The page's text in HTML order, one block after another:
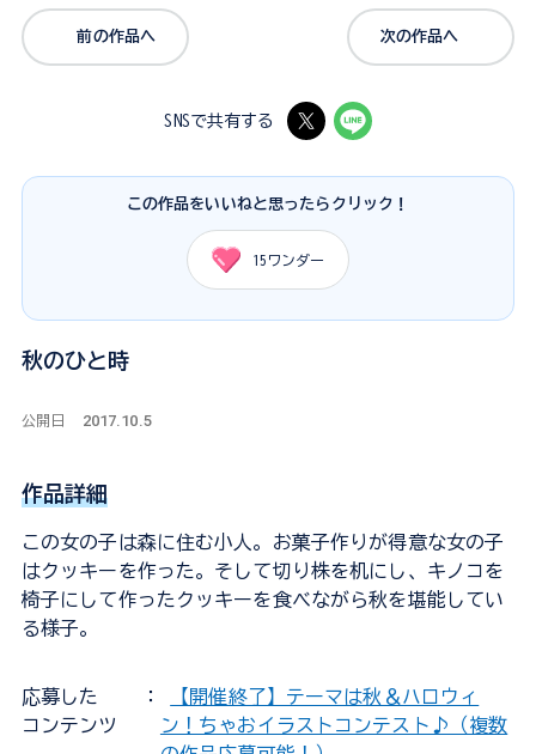
前の作品へ 次の作品へ
SNSで共有する
この作品をいいねと思ったらクリック！
15 ワンダー
秋のひと時
公開日 2017.10.5
作品詳細
この女の子は森に住む小人。お菓子作りが得意な女の子
はクッキーを作った。そして切り株を机にし、キノコを
椅子にして作ったクッキーを食べながら秋を堪能してい
る様子。
応募した
コンテンツ
：
【開催終了】テーマは秋＆ハロウィ
ン！ちゃおイラストコンテスト♪（複数